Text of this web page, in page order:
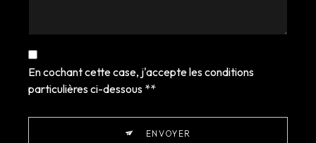
En cochant cette case, j'accepte les conditions
particulières ci-dessous **
ENVOYER